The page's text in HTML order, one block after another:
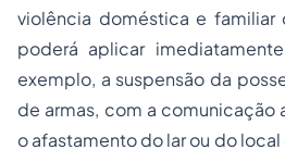
violência doméstica e familiar
poderá aplicar
exemplo, a suspensão da
de armas, com a
o afastamento do lar ou do